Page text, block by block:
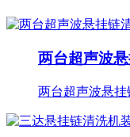
两台超声波
两台超声波悬